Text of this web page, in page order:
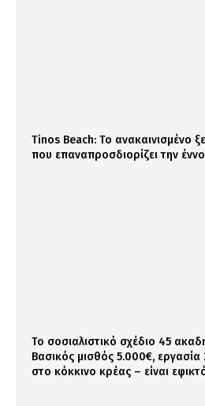
Tinos Beach: Το ανακαινισμένο
που επαναπροσδιορίζει την
Το σοσιαλιστικό σχέδιο 45
Βασικός μισθός 5.000€, εργασία
στο κόκκινο κρέας – είναι